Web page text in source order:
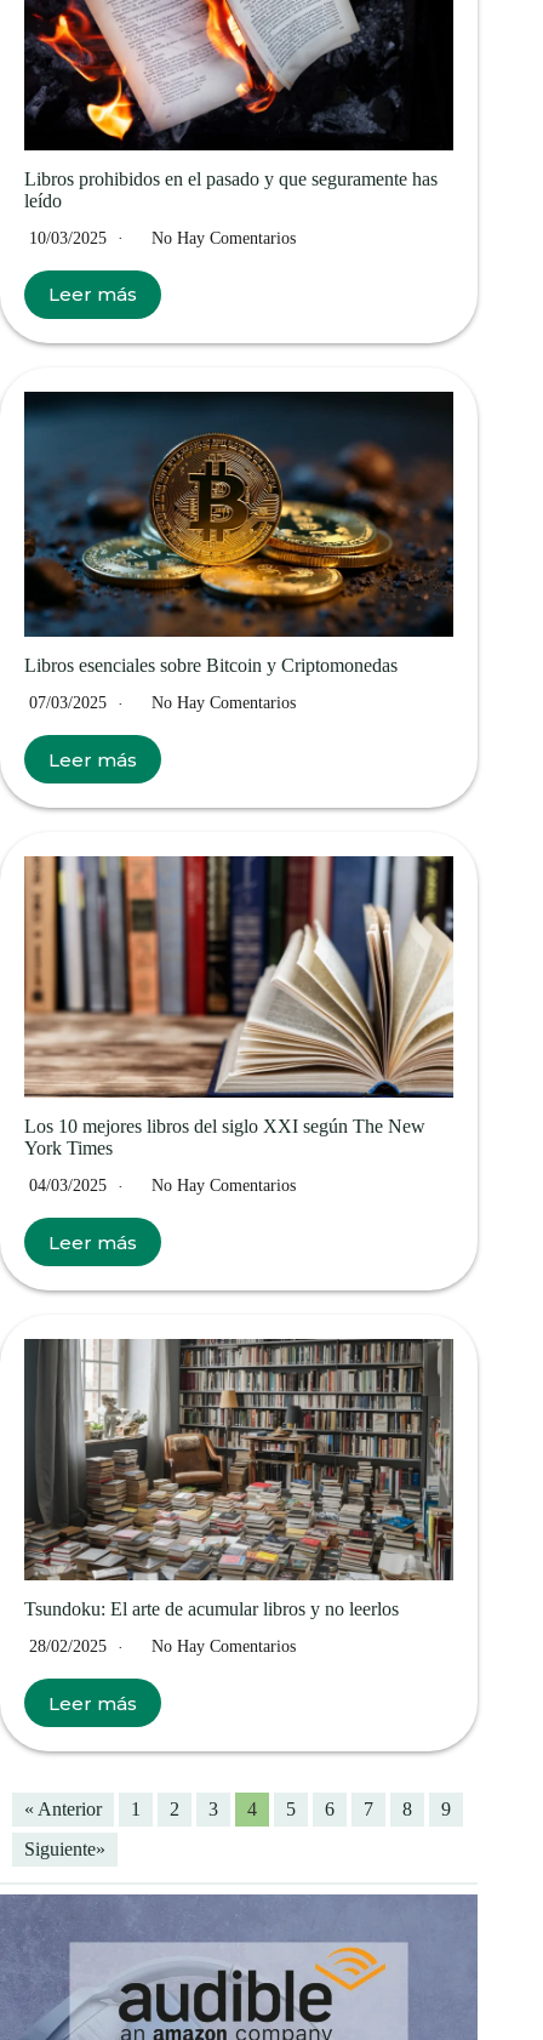
Libros prohibidos en el pasado y que seguramente has
leído
10/03/2025 No Hay Comentarios
Leer más
Libros esenciales sobre Bitcoin y Criptomonedas
07/03/2025 No Hay Comentarios
Leer más
Los 10 mejores libros del siglo XXI según The New
York Times
04/03/2025 No Hay Comentarios
Leer más
Tsundoku: El arte de acumular libros y no leerlos
28/02/2025 No Hay Comentarios
Leer más
« Anterior 1 2 3 4 5 6 7 8
9
Siguiente»